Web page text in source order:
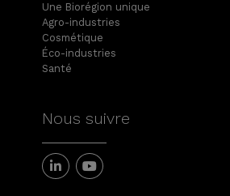
Une Biorégion unique
Agro-industries
Cosmétique
Éco-industries
Santé
Nous suivre